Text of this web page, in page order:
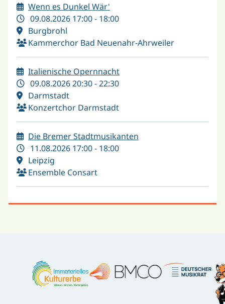
Wenn es Dunkel Wär'
09.08.2026 17:00 - 18:00
Burgbrohl
Kammerchor Bad Neuenahr-Ahrweiler
Italienische Opernnacht
09.08.2026 20:30 - 22:30
Darmstadt
Konzertchor Darmstadt
Die Bremer Stadtmusikanten
11.08.2026 17:00 - 18:00
Leipzig
Ensemble Consart